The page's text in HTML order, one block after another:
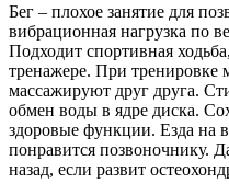
Бег – плохое занятие для
вибрационная нагрузка по
Подходит спортивная
тренажере. При тренировке
массажируют друг друга.
обмен воды в ядре диска.
здоровые функции. Езда на
понравится позвоночнику.
назад, если развит